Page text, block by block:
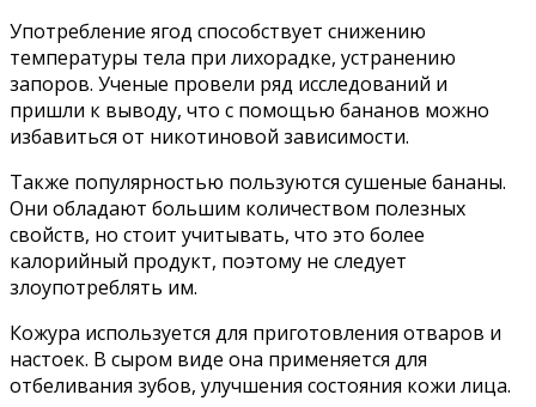
Употребление ягод способствует снижению
температуры тела при лихорадке, устранению
запоров. Ученые провели ряд исследований и
пришли к выводу, что с помощью бананов можно
избавиться от никотиновой зависимости.
Также популярностью пользуются сушеные бананы.
Они обладают большим количеством полезных
свойств, но стоит учитывать, что это более
калорийный продукт, поэтому не следует
злоупотреблять им.
Кожура используется для приготовления отваров и
настоек. В сыром виде она применяется для
отбеливания зубов, улучшения состояния кожи лица.